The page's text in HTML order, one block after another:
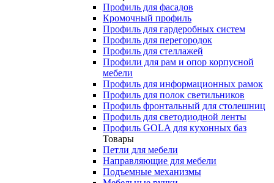
Профиль для фасадов
Кромочный профиль
Профиль для гардеробных систем
Профиль для перегородок
Профиль для стеллажей
Профили для рам и опор корпусной
мебели
Профиль для информационных рамок
Профиль для полок светильников
Профиль фронтальный для столешниц
Профиль для светодиодной ленты
Профиль GOLA для кухонных баз
Товары
Петли для мебели
Направляющие для мебели
Подъемные механизмы